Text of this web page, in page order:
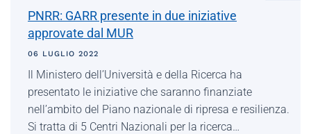
PNRR: GARR presente in due iniziative
approvate dal MUR
06 LUGLIO 2022
Il Ministero dell’Università e della Ricerca ha
presentato le iniziative che saranno finanziate
nell’ambito del Piano nazionale di ripresa e resilienza.
Si tratta di 5 Centri Nazionali per la ricerca…